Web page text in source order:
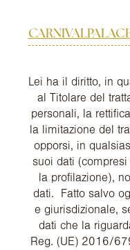
Lei ha il diritto, in
al Titolare del
personali, la
la limitazione del
opporsi, in
suoi dati
la profilazione),
dati. Fatto salvo
e giurisdizionale,
dati che la
Reg. (UE) 2016/